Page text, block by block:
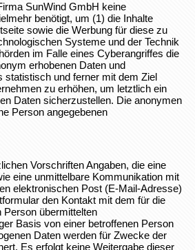
SunWind GmbH keine
benötigt, um (1) die Inhalte
sowie die Werbung für diese zu
Systeme und der Technik
im Falle eines Cyberangriffes die
erhobenen Daten und
und ferner mit dem Ziel
zu erhöhen, um letztlich ein
Daten sicherzustellen. Die anonymen
Person angegebenen
Vorschriften Angaben, die eine
eine unmittelbare Kommunikation mit
elektronischen Post (E-Mail-Adresse)
den Kontakt mit dem für die
Person übermittelten
Basis von einer betroffenen Person
Daten werden für Zwecke der
Es erfolgt keine Weitergabe dieser